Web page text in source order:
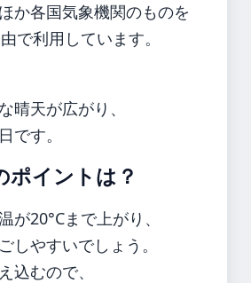
か各国気象機関のものを
で利用しています。
晴天が広がり、
です。
ポイントは？
が20°Cまで上がり、
しやすいでしょう。
込むので、